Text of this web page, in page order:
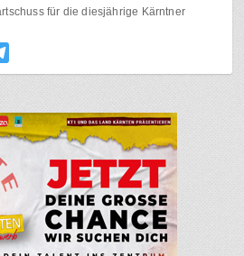
für die diesjährige Kärntner